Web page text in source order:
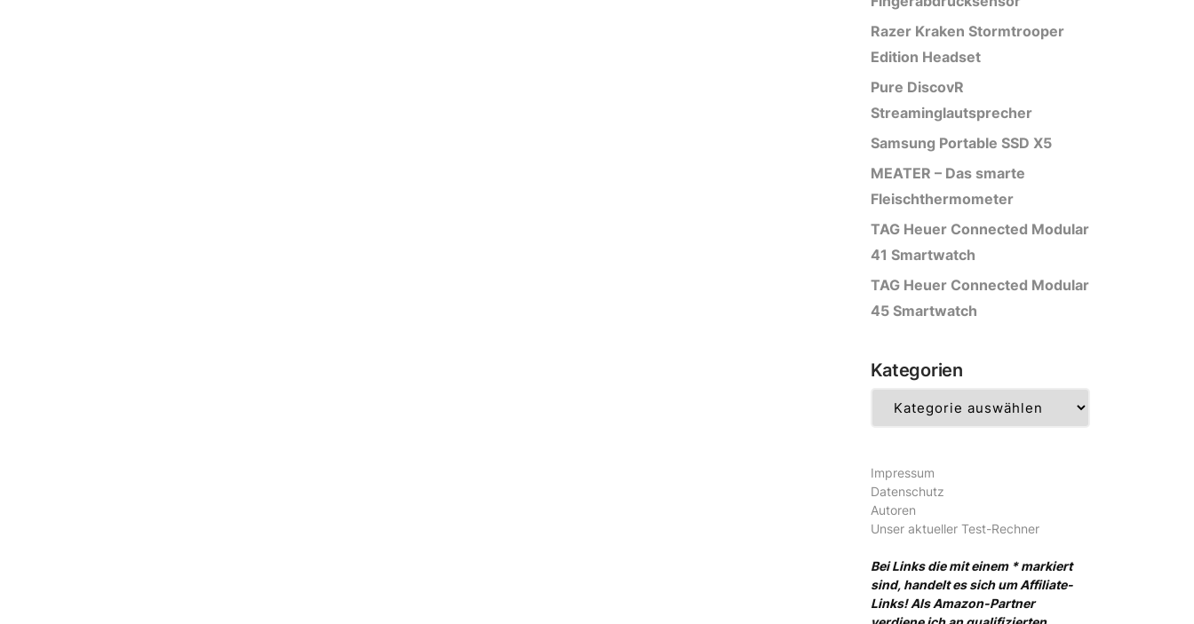
Razer Kraken Stormtrooper
Edition Headset
Pure DiscovR
Streaminglautsprecher
Samsung Portable SSD X5
MEATER – Das smarte
Fleischthermometer
TAG Heuer Connected Modular
41 Smartwatch
TAG Heuer Connected Modular
45 Smartwatch
Kategorien
Impressum
Datenschutz
Autoren
Unser aktueller Test-Rechner
Bei Links die mit einem * markiert
sind, handelt es sich um Affiliate-
Links! Als Amazon-Partner